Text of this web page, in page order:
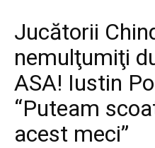
Jucătorii
nemulţumiţi
ASA! Iustin
“Puteam
acest meci”